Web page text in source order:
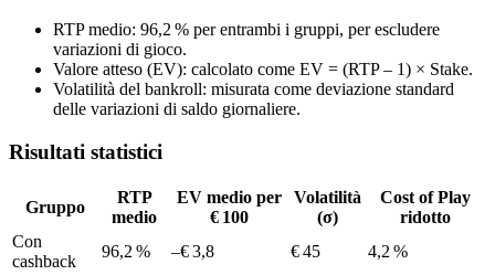
RTP medio: 96,2 % per entrambi i gruppi, per escludere
variazioni di gioco.
Valore atteso (EV): calcolato come EV = (RTP – 1) × Stake.
Volatilità del bankroll: misurata come deviazione standard
delle variazioni di saldo giornaliere.
Risultati statistici
Gruppo
RTP
medio
EV medio per
€ 100
Volatilità
(σ)
Cost of Play
ridotto
Con
cashback
96,2 % –€ 3,8 € 45
4,2 %